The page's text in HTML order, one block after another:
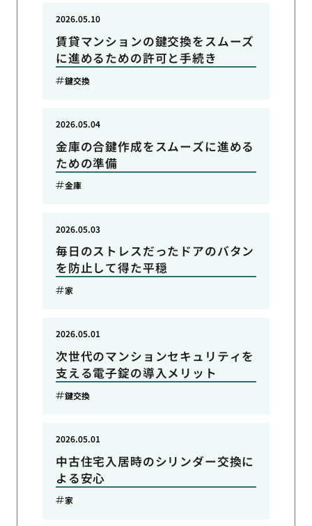
賃貸マンションの鍵交換をスムーズ
に進めるための許可と手続き
2026.05.10
鍵交換
金庫の合鍵作成をスムーズに進める
ための準備
2026.05.04
金庫
毎日のストレスだったドアのバタン
を防止して得た平穏
2026.05.03
家
次世代のマンションセキュリティを
支える電子錠の導入メリット
2026.05.01
鍵交換
中古住宅入居時のシリンダー交換に
よる安心
2026.05.01
家